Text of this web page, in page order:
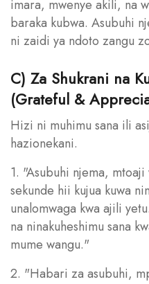
imara, mwenye akili, na
baraka kubwa. Asubuhi
ni zaidi ya ndoto zangu
C) Za Shukrani na
(Grateful &
Hizi ni muhimu sana ili
hazionekani.
1. "Asubuhi njema,
sekunde hii kujua kuwa
unalomwaga kwa ajili
na ninakuheshimu sana
mume wangu."
2. "Habari za asubuhi,